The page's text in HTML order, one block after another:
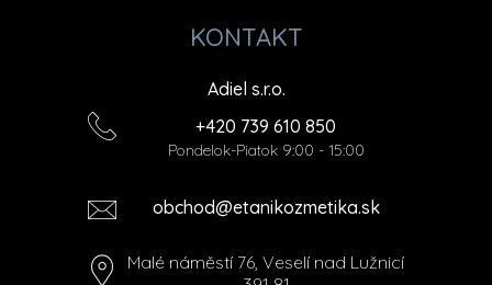
KONTAKT
Adiel s.r.o.
+420 739 610 850
Pondelok-Piatok 9:00 - 15:00
obchod@etanikozmetika.sk
Malé náměstí 76, Veselí nad Lužnicí